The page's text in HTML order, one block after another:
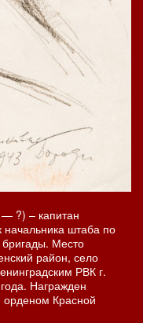
?) – капитан
штаба по
бригады. Место
район, село
РВК г.
Награжден
Красной